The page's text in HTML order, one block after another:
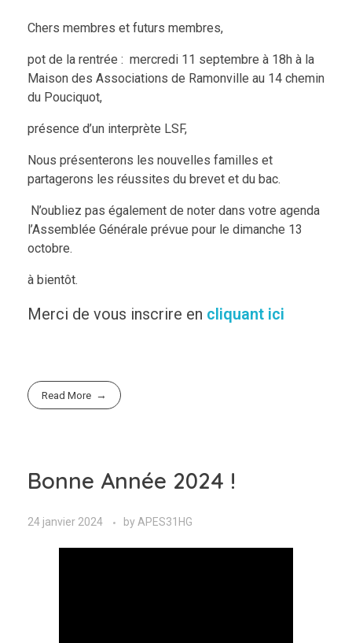
Chers membres et futurs membres,
pot de la rentrée : mercredi 11 septembre à 18h à la
Maison des Associations de Ramonville au 14 chemin
du Pouciquot,
présence d’un interprète LSF,
Nous présenterons les nouvelles familles et
partagerons les réussites du brevet et du bac.
N’oubliez pas également de noter dans votre agenda
l’Assemblée Générale prévue pour le dimanche 13
octobre.
à bientôt.
Merci de vous inscrire en cliquant ici
Read More
Bonne Année 2024 !
24 janvier 2024 by APES31HG